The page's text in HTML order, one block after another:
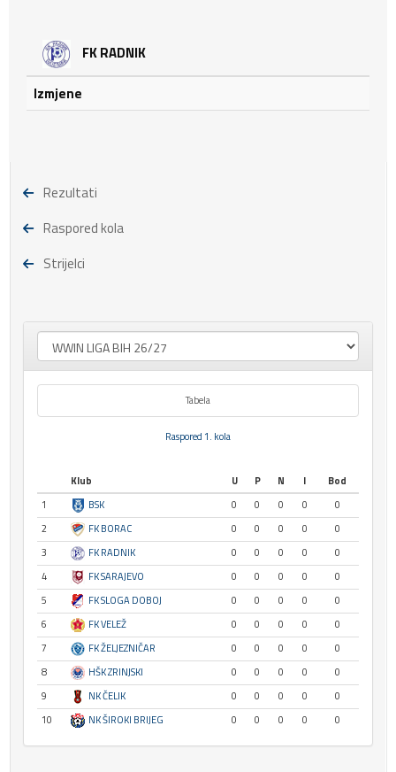
FK RADNIK
Izmjene
Rezultati
Raspored kola
Strijelci
Tabela
Raspored 1. kola
Klub U P N I
Bod
1
BSK 0 0 0 0
0
2
FK BORAC 0 0 0 0
0
3
FK RADNIK 0 0 0 0
0
4
FK SARAJEVO 0 0 0 0
0
5
FK SLOGA DOBOJ 0 0 0 0
0
6
FK VELEŽ 0 0 0 0
0
7
FK ŽELJEZNIČAR 0 0 0 0
0
8
HŠK ZRINJSKI 0 0 0 0
0
9
NK ČELIK 0 0 0 0
0
10
NK ŠIROKI BRIJEG 0 0 0 0 0